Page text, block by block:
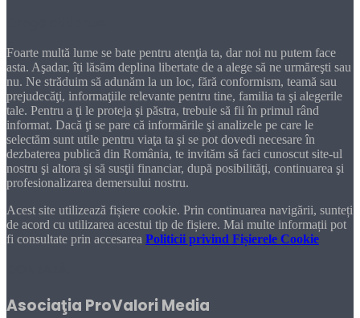
Foarte multă lume se bate pentru atenţia ta, dar noi nu putem face
asta. Aşadar, îţi lăsăm deplina libertate de a alege să ne urmăreşti sau
nu. Ne străduim să adunăm la un loc, fără conformism, teamă sau
prejudecăţi, informaţiile relevante pentru tine, familia ta şi alegerile
tale. Pentru a ţi le proteja şi păstra, trebuie să fii în primul rând
informat. Dacă ţi se pare că informările şi analizele pe care le
selectăm sunt utile pentru viaţa ta şi se pot dovedi necesare în
dezbaterea publică din România, te invităm să faci cunoscut site-ul
nostru şi altora şi să susţii financiar, după posibilităţi, continuarea şi
profesionalizarea demersului nostru.
Acest site utilizează fișiere cookie. Prin continuarea navigării, sunteți
de acord cu utilizarea acestui tip de fișiere. Mai multe informații pot
fi consultate prin accesarea Politicii privind Fișierele Cookie
Asociaţia ProValori Media